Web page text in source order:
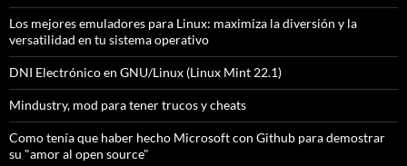
Los mejores emuladores para Linux: maximiza la diversión y la
versatilidad en tu sistema operativo
DNI Electrónico en GNU/Linux (Linux Mint 22.1)
Mindustry, mod para tener trucos y cheats
Como tenía que haber hecho Microsoft con Github para demostrar
su "amor al open source"